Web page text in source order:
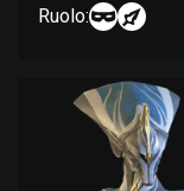
Ruolo: